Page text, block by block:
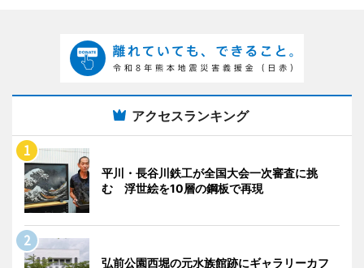
アクセスランキング
平川・長谷川鉄工が全国大会一次審査に挑
む 浮世絵を10層の鋼板で再現
弘前公園西堀の元水族館跡にギャラリーカフ